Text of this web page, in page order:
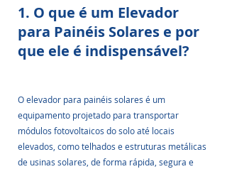
1. O que é um Elevador
para Painéis Solares e por
que ele é indispensável?
O elevador para painéis solares é um
equipamento projetado para transportar
módulos fotovoltaicos do solo até locais
elevados, como telhados e estruturas metálicas
de usinas solares, de forma rápida, segura e